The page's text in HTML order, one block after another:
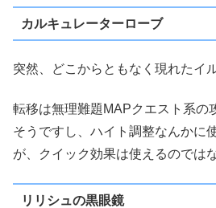
カルキュレーターローブ
突然、どこからともなく現れたイ
転移は無理難題MAPクエスト系の
そうですし、ハイト調整なんかに
が、クイック効果は使えるのでは
リリシュの黒眼鏡